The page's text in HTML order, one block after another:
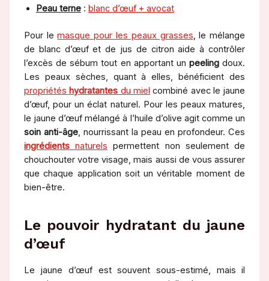
Peau terne: blanc d’œuf + avocat
Pour lemasque pour les peaux grasses, le mélange
de blanc d’œuf et de jus de citron aide à contrôler
l’excès de sébum tout en apportant un peelingdoux.
Les peaux sèches, quant à elles, bénéficient des
propriétés hydratantes du miel combiné avec le jaune
d’œuf, pour un éclat naturel. Pour les peaux matures,
le jaune d’œuf mélangé à l’huile d’olive agit comme un
soin anti-âge, nourrissant la peau en profondeur. Ces
ingrédientsnaturels permettent non seulement de
chouchouter votre visage, mais aussi de vous assurer
que chaque application soit un véritable moment de
bien-être.
Le pouvoir hydratant du jaune
d’œuf
Le jaune d’œuf est souvent sous-estimé, mais il